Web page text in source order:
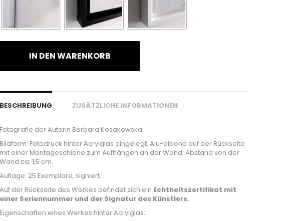
IN DEN WARENKORB
BESCHREIBUNG ZUSÄTZLICHE INFORMATIONEN
Fotografie der Autorin Barbara Kosakowska.
Bildform: Fotodruck hinter Acrylglas eingelegt. Alu-dibond auf der Rückseite
mit einer Montageschiene zum Aufhängen an der Wand. Abstand von der
Wand ca. 1,5 cm.
Auflage: 25 Exemplare, signiert.
Auf der Rückseite des Werkes befindet sich ein Echtheitszertifikat mit
einer Seriennummer und der Signatur des Künstlers.
Eigenschaften eines Werkes hinter Acrylglas: